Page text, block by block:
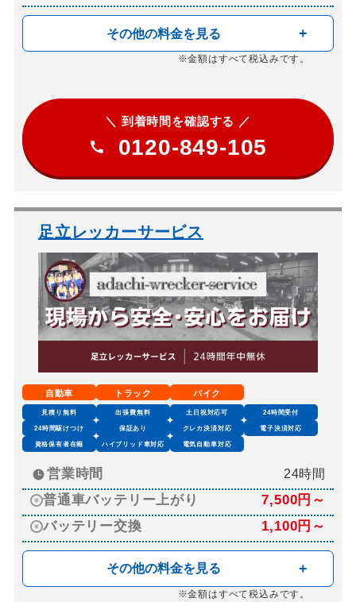
その他の料金を見る
※金額はすべて税込みです。
＼ 到着時間を確認する ／
0120-849-105
足立レッカーサービス
自動車 トラック バイク
見積り無料 出張費無料 土日祝対応可 24時間受付
24時間駆けつけ 保証あり クレカ決済対応 電子決済対応
資格保有者在籍 ハイブリッド車対応 電気自動車対応
営業時間 24時間
普通車バッテリー上がり
7,500円～
バッテリー交換
1,100円～
その他の料金を見る
※金額はすべて税込みです。